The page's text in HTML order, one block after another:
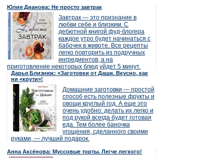
Юлия Дианова: Не просто завтрак
Завтрак — это признание в
любви себе и близким. С
дебютной книгой фуд-блогера
каждое утро будет начинаться с
бабочек в животе. Все рецепты
легко повторить из подручных
ингредиентов, а на
приготовление некоторых блюд уйдет 5 минут.
Дарья Близнюк: «Заготовки от Даши. Вкусно, как
ни «крути»!
Домашние заготовки — простой
способ есть полезные фрукты и
овощи круглый год. А еще это
очень удобно: делать их легко и
под рукой всегда будет готовая
еда. Тем более баночка
угощения, сделанного своими
руками, — лучший подарок.
Анна Аксёнова: Муссовые торты. Легче легкого!